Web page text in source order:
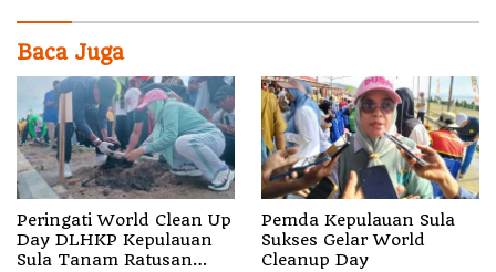
Baca Juga
Peringati World Clean Up
Day DLHKP Kepulauan
Sula Tanam Ratusan
Pemda Kepulauan Sula
Sukses Gelar World
Cleanup Day